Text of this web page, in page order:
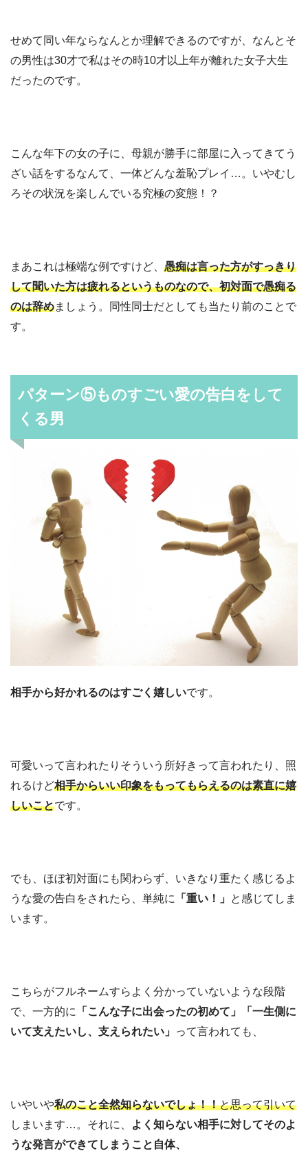
せめて同い年ならなんとか理解できるのですが、なんとそ
の男性は30才で私はその時10才以上年が離れた女子大生
だったのです。
こんな年下の女の子に、母親が勝手に部屋に入ってきてう
ざい話をするなんて、一体どんな羞恥プレイ…。いやむし
ろその状況を楽しんでいる究極の変態！？
まあこれは極端な例ですけど、 愚痴は言った方がすっきり
して聞いた方は疲れるというものなので、初対面で愚痴る
のは辞めましょう。同性同士だとしても当たり前のことで
す。
パターン⑤ものすごい愛の告白をして
くる男
相手から好かれるのはすごく嬉しいです。
可愛いって言われたりそういう所好きって言われたり、照
れるけど相手からいい印象をもってもらえるのは素直に嬉
しいことです。
でも、ほぼ初対面にも関わらず、いきなり重たく感じるよ
うな愛の告白をされたら、単純に
「重い！」 と感じてしま
います。
こちらがフルネームすらよく分かっていないような段階
で、一方的に
「こんな子に出会ったの初めて」「一生側に
いて支えたいし、支えられたい」 って言われても、
いやいや私のこと全然知らないでしょ！！と思って引いて
しまいます…。それに、
よく知らない相手に対してそのよ
うな発言ができてしまうこと自体、